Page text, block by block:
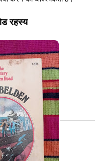
रहस्य